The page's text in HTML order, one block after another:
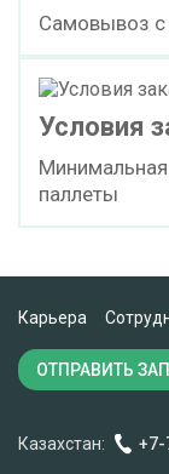
Самовывоз с
Условия
паллеты
Карьера
ОТПРАВИТЬ
Казахстан: +7-